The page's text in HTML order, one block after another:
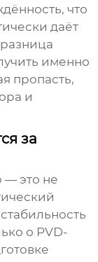
что
даёт
именно
пропасть,
и
за
— это не
о PVD-